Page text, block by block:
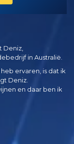
Deniz,
in Australië.
ervaren, is dat ik
Deniz.
en daar ben ik